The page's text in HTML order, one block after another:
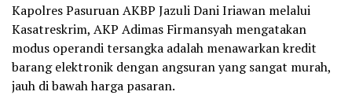
Kapolres Pasuruan AKBP Jazuli Dani Iriawan melalui
Kasatreskrim, AKP Adimas Firmansyah mengatakan
modus operandi tersangka adalah menawarkan kredit
barang elektronik dengan angsuran yang sangat murah,
jauh di bawah harga pasaran.